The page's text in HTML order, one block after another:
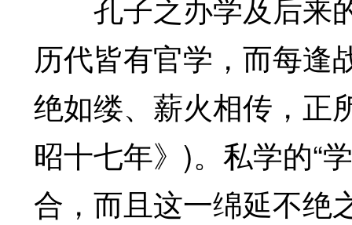
历代皆有官学，而每逢
绝如缕、薪火相传，正
昭十七年》)。私学的“
合，而且这一绵延不绝